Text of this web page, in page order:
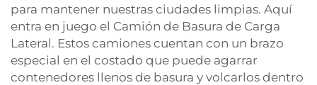
para mantener nuestras ciudades limpias. Aquí
entra en juego el Camión de Basura de Carga
Lateral. Estos camiones cuentan con un brazo
especial en el costado que puede agarrar
contenedores llenos de basura y volcarlos dentro